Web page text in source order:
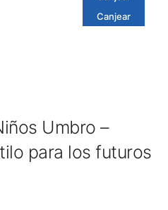
Canjear
Umbro –
para los futuros